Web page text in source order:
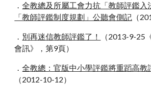
．全教總及所屬工會力抗「教師評鑑入
「教師評鑑制度規劃」公聽會側記 （
． 別再迷信教師評鑑了！ （2013-9-25
會訊》，第9頁）
．全教總：官版中小學評鑑將重蹈高教
（2012-10-12）